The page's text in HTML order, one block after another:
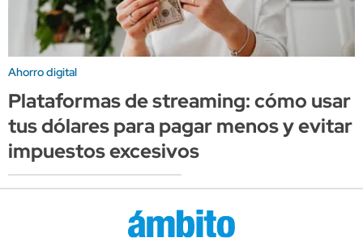
Ahorro digital
Plataformas de streaming: cómo usar
tus dólares para pagar menos y evitar
impuestos excesivos